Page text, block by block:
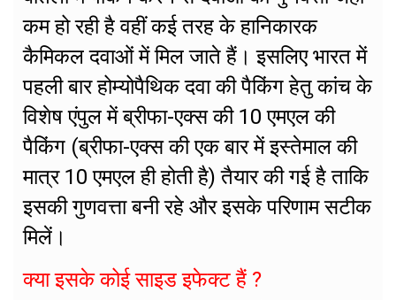
कम हो रही है वहीं कई तरह के हानिकारक
कैमिकल दवाओं में मिल जाते हैं। इसलिए भारत में
पहली बार होम्योपैथिक दवा की पैकिंग हेतु कांच के
विशेष एंपुल में ब्रीफा-एक्स की 10 एमएल की
पैकिंग (ब्रीफा-एक्स की एक बार में इस्तेमाल की
मात्र 10 एमएल ही होती है) तैयार की गई है ताकि
इसकी गुणवत्ता बनी रहे और इसके परिणाम सटीक
मिलें।
क्या इसके कोई साइड इफेक्ट हैं ?